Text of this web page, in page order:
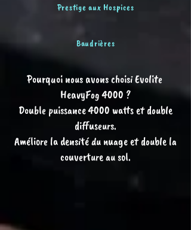
Prestige aux Hospices
Baudrières
Pourquoi nous avons choisi Evolite
HeavyFog 4000 ?
Double puissance 4000 watts et double
diffuseurs.
Améliore la densité du nuage et double la
couverture au sol.